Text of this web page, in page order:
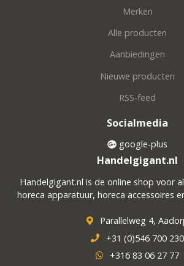
Merken
Alle producten
Aanbiedingen
Nieuwe producten
RSS-feed
Socialmedia
google-plus
Handelgigant.nl
Handelgigant.nl is de online shop voor
horeca apparatuur, horeca accessoires
Parallelweg 4,
+31 (0)546 700 230
+316 83 06 27 77